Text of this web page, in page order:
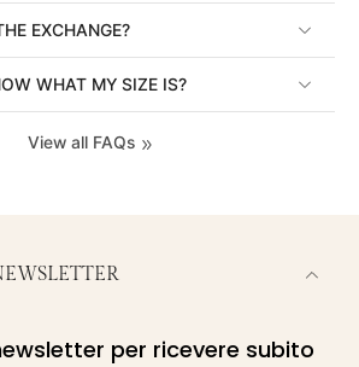
EXCHANGE?
WHAT MY SIZE IS?
View all FAQs
per ricevere subito